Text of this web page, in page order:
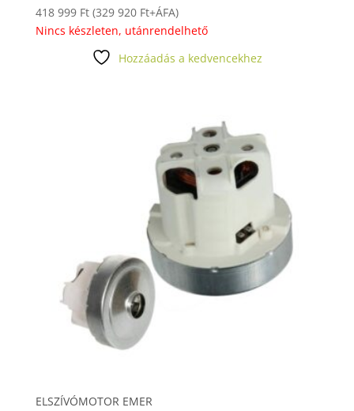
418 999 Ft (329 920 Ft+ÁFA)
Nincs készleten, utánrendelhető
Hozzáadás a kedvencekhez
ELSZÍVÓMOTOR EMER